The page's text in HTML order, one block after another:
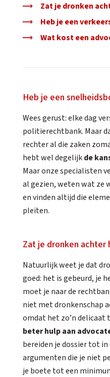
Zat je dronken
Heb je een
Wat kost een
Heb je een
Wees gerust: elke dag
politierechtbank. Maar
rechter al die zaken
hebt wel degelijkde
Maar onze specialisten
al gezien, weten wat ze
en vinden altijd die
pleiten.
Zat je dronken achter
Natuurlijk weet je dat
goed: het is gebeurd, je
moet je naar de
niet met dronkenschap
omdat het zo’n delicaat
beter hulp aan
bereiden je dossier tot
argumenten die je niet
je boete tot een